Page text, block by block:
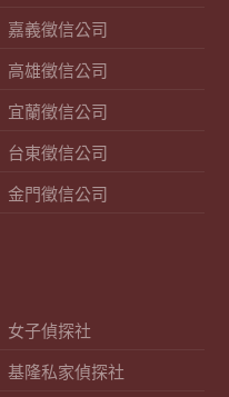
嘉義徵信公司
高雄徵信公司
宜蘭徵信公司
台東徵信公司
金門徵信公司
女子偵探社
基隆私家偵探社